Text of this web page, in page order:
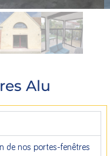
Alu
de nos portes-fenêtres